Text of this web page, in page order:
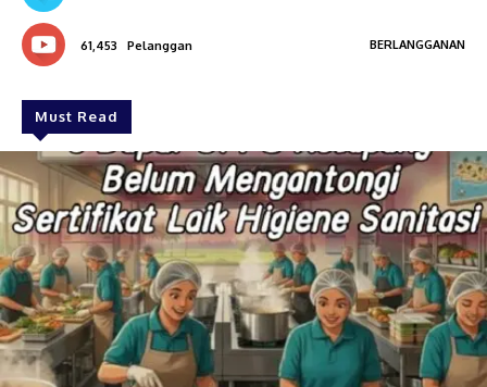
61,453 Pelanggan BERLANGGANAN
Must Read